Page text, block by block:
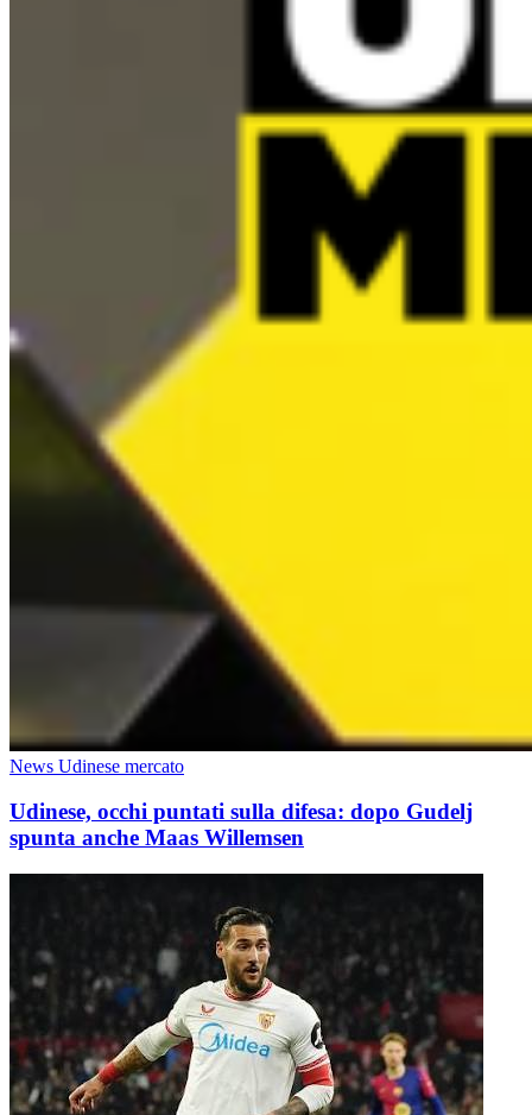
News Udinese mercato
Udinese, occhi puntati sulla difesa: dopo Gudelj
spunta anche Maas Willemsen